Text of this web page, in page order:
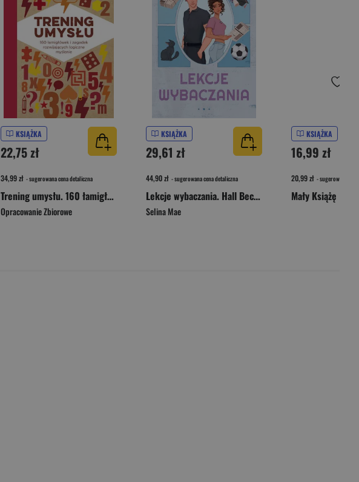
KSIĄŻKA
22,75 zł
34,99 zł - sugerowana cena detaliczna
Trening umysłu. 160 łamigłówek i zagadek rozwijających logiczne myślenie
Opracowanie Zbiorowe
KSIĄŻKA
29,61 zł
44,90 zł - sugerowana cena detaliczna
Lekcje wybaczania. Hall Beck University. Tom 2
Selina Mae
KSIĄŻKA
16,99 zł
20,99 zł - sugerowana
Mały Książę